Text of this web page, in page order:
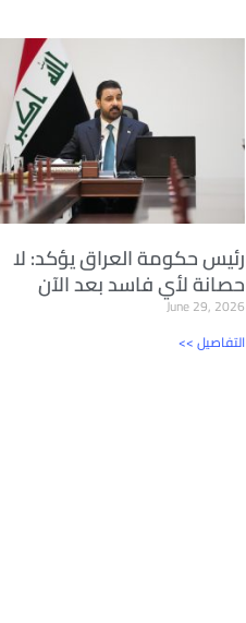
رئيس حكومة العراق يؤكد: لا
حصانة لأي فاسد بعد الآن
June 29, 2026
<< التفاصيل